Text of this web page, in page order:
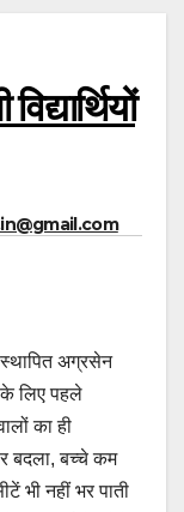
अग्रसेन
लिए पहले
का ही
बदला, बच्चे कम
भी नहीं भर पाती